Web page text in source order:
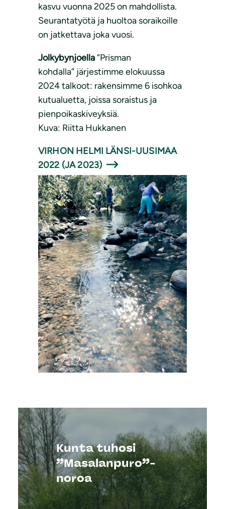
kasvu vuonna 2025 on mahdollista.
Seurantatyötä ja huoltoa soraikoille
on jatkettava joka vuosi.
Jolkybynjoella”Prisman
kohdalla” järjestimme elokuussa
2024 talkoot: rakensimme 6 isohkoa
kutualuetta, joissa soraistus ja
pienpoikaskiveyksiä.
Kuva: Riitta Hukkanen
VIRHON HELMI LÄNSI-UUSIMAA
2022 (JA 2023)
Kunta tuhosi
”Masalanpuro”-
noroa